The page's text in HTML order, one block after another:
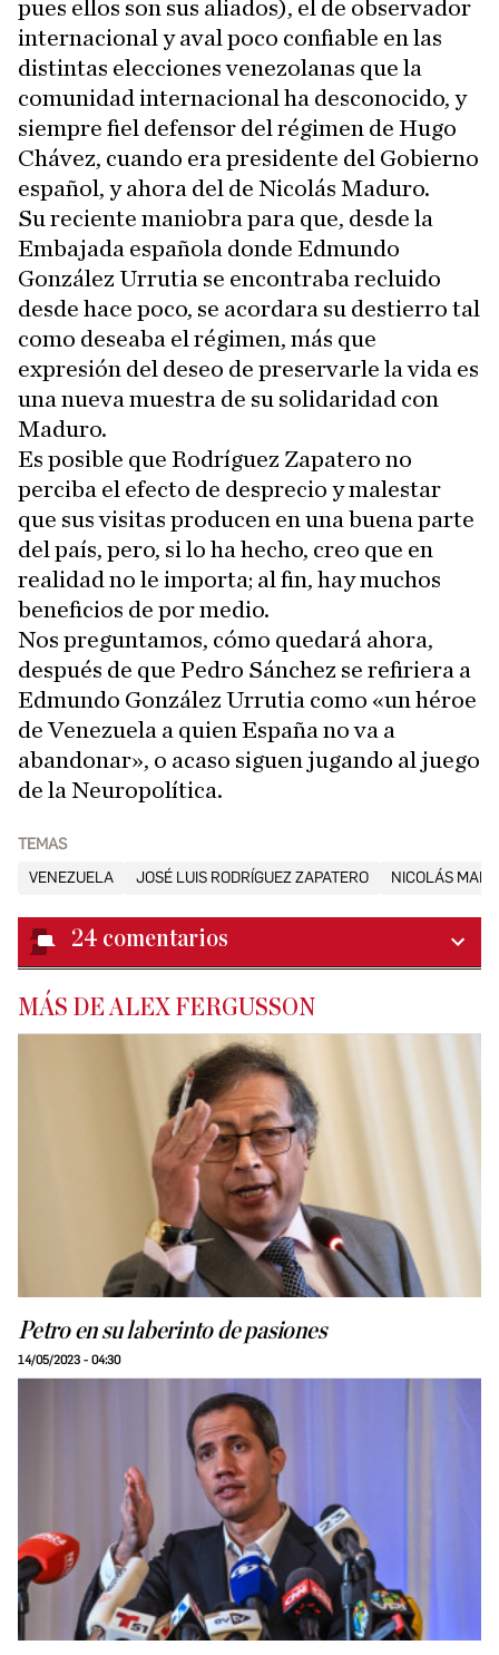
pues ellos son sus aliados), el de observador
internacional y aval poco confiable en las
distintas elecciones venezolanas que la
comunidad internacional ha desconocido, y
siempre fiel defensor del régimen de Hugo
Chávez, cuando era presidente del Gobierno
español, y ahora del de Nicolás Maduro.
Su reciente maniobra para que, desde la
Embajada española donde Edmundo
González Urrutia se encontraba recluido
desde hace poco, se acordara su destierro tal
como deseaba el régimen, más que
expresión del deseo de preservarle la vida es
una nueva muestra de su solidaridad con
Maduro.
Es posible que Rodríguez Zapatero no
perciba el efecto de desprecio y malestar
que sus visitas producen en una buena parte
del país, pero, si lo ha hecho, creo que en
realidad no le importa; al fin, hay muchos
beneficios de por medio.
Nos preguntamos, cómo quedará ahora,
después de que Pedro Sánchez se refiriera a
Edmundo González Urrutia como «un héroe
de Venezuela a quien España no va a
abandonar», o acaso siguen jugando al juego
de la Neuropolítica.
TEMAS
VENEZUELA
JOSÉ LUIS RODRÍGUEZ ZAPATERO NICOLÁS
24 comentarios
MÁS DE ALEX FERGUSSON
Petro en su laberinto de pasiones
14/05/2023 - 04:30